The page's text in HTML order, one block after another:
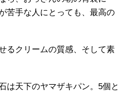
苦手な人にとっても、最高の
るクリームの質感、そして素
は天下のヤマザキパン。5個と